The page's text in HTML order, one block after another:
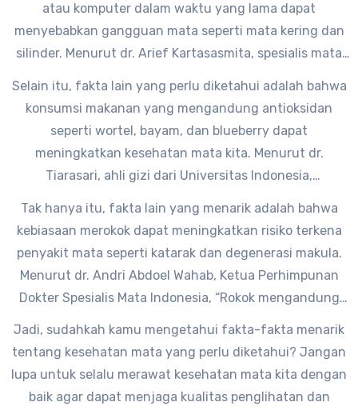
atau komputer dalam waktu yang lama dapat
menyebabkan gangguan mata seperti mata kering dan
silinder. Menurut dr. Arief Kartasasmita, spesialis mata
dipancarkan oleh layar smartphone atau komputer dapat
merusak sel-sel mata kita jika terlalu sering dan terlalu
Selain itu, fakta lain yang perlu diketahui adalah bahwa
konsumsi makanan yang mengandung antioksidan
seperti wortel, bayam, dan blueberry dapat
meningkatkan kesehatan mata kita. Menurut dr.
Tiarasari, ahli gizi dari Universitas Indonesia,
akibat radikal bebas dan menjaga kualitas penglihatan
Tak hanya itu, fakta lain yang menarik adalah bahwa
kebiasaan merokok dapat meningkatkan risiko terkena
penyakit mata seperti katarak dan degenerasi makula.
Menurut dr. Andri Abdoel Wahab, Ketua Perhimpunan
Dokter Spesialis Mata Indonesia, “Rokok mengandung
darah di mata dan menyebabkan gangguan
penglihatan.”
Jadi, sudahkah kamu mengetahui fakta-fakta menarik
tentang kesehatan mata yang perlu diketahui? Jangan
lupa untuk selalu merawat kesehatan mata kita dengan
baik agar dapat menjaga kualitas penglihatan dan